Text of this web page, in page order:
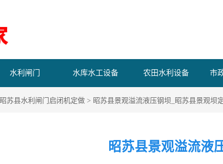
水利闸门 水库水工设备 农田水利设备 市
昭苏县水利闸门启闭机定做> 昭苏县景观溢流液压钢坝_昭苏县景观坝
昭苏县景观溢流液